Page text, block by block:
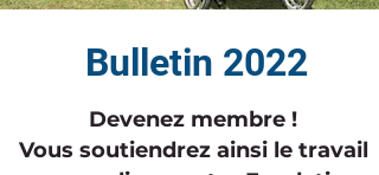
Bulletin 2022
Devenez membre !
Vous soutiendrez ainsi le travail